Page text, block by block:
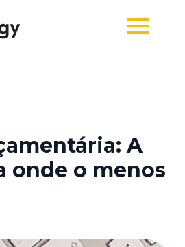
A
onde o menos